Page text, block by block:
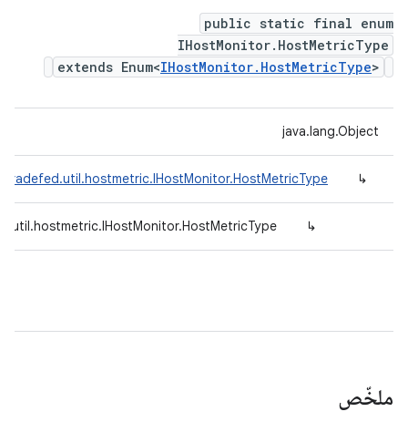
public static final enum
IHostMonitor.HostMetricType
extends Enum<IHostMonitor.HostMetricType>
java.lang.Object
↳
↳
ملخّص